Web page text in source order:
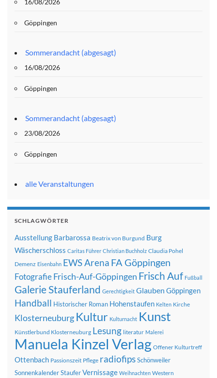
16/08/2026
Göppingen
Sommerandacht (abgesagt)
16/08/2026
Göppingen
Sommerandacht (abgesagt)
23/08/2026
Göppingen
alle Veranstaltungen
SCHLAGWÖRTER
Ausstellung Barbarossa Beatrix von Burgund Burg
Wäscherschloss Caritas Führer Christian Buchholz Claudia Pohel
Demenz Eisenbahn EWS Arena FA Göppingen
FotografieFrisch-Auf-Göppingen Frisch Auf Fußball
Galerie Stauferland Gerechtigkeit Glauben Göppingen
Handball Historischer Roman Hohenstaufen Kelten Kirche
Klosterneuburg Kultur Kulturnacht Kunst
Künstlerbund Klosterneuburg Lesung literatur Malerei
Manuela Kinzel Verlag Offener Kulturtreff
Ottenbach Passionszeit Pflege radiofipsSchönweiler
SonnenkalenderStauferVernissage Weihnachten Western